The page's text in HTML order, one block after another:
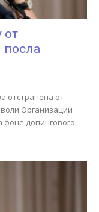
от
посла
отстранена от
Организации
допингового